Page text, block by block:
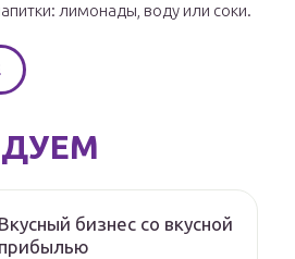
лимонады, воду или соки.
Вкусный бизнес со вкусной
прибылью